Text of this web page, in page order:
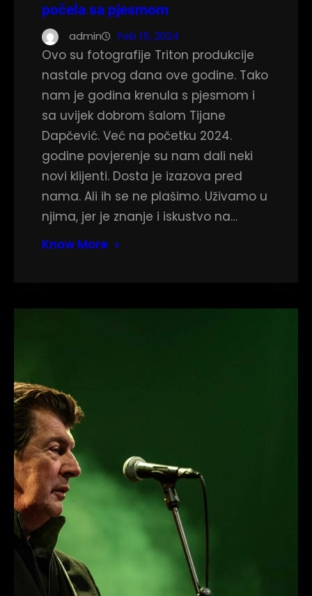
počela sa pjesmom
admin Feb 15, 2024
Ovo su fotografije Triton produkcije
nastale prvog dana ove godine. Tako
nam je godina krenula s pjesmom i
sa uvijek dobrom šalom Tijane
Dapčević. Već na početku 2024.
godine povjerenje su nam dali neki
novi klijenti. Dosta je izazova pred
nama. Ali ih se ne plašimo. Uživamo u
njima, jer je znanje i iskustvo na…
Know More